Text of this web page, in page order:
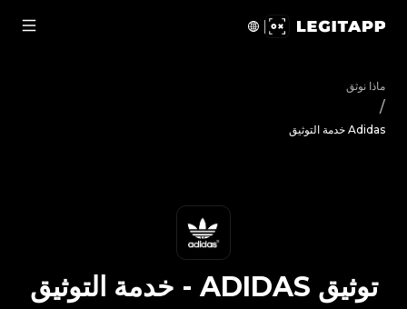
ماذا نوثق
/
Adidas خدمة التوثيق
توثيق ADIDAS
- خدمة التوثيق